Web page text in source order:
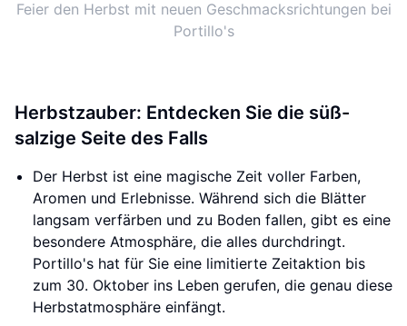
Feier den Herbst mit neuen Geschmacksrichtungen bei
Portillo's
Herbstzauber: Entdecken Sie die süß-
salzige Seite des Falls
Der Herbst ist eine magische Zeit voller Farben,
Aromen und Erlebnisse. Während sich die Blätter
langsam verfärben und zu Boden fallen, gibt es eine
besondere Atmosphäre, die alles durchdringt.
Portillo's hat für Sie eine limitierte Zeitaktion bis
zum 30. Oktober ins Leben gerufen, die genau diese
Herbstatmosphäre einfängt.